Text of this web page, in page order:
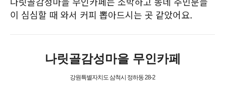
이 심심할 때 와서 커피 뽑아드시는 곳 같았어요.